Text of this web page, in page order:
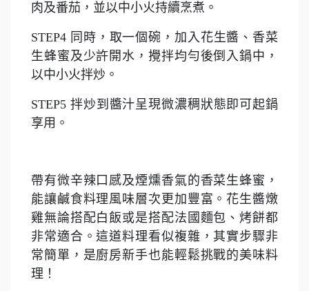
肉及番茄，並以中小火持續烹煮。
STEP4 同時，取一個碗，加入花生醬、香菜
生蜂蜜及少許開水，攪拌均勻後倒入鍋中，
以中小火拌炒。
STEP5 拌炒到醬汁呈現微濃稠狀態即可起鍋
享用。
帶有微辛辣口感及煙燻香氣的香菜生蜂蜜，
能讓鹹食料理風味層次更加豐富。花生醬燉
雞無論搭配白飯或是搭配法國麵包、烤餅都
非常適合。這道料理看似複雜，其實步驟非
常簡單，是廚房新手也能輕鬆挑戰的美味料
理！